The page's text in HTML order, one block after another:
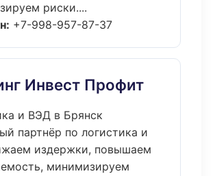
риски....
+7-998-957-87-37
Инвест Профит
и ВЭД в Брянск
партнёр по логистика и
издержки, повышаем
минимизируем